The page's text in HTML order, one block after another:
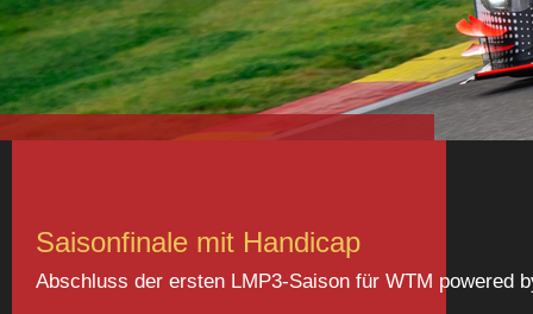
Saisonfinale mit Handicap
Abschluss der ersten LMP3-Saison für WTM powered